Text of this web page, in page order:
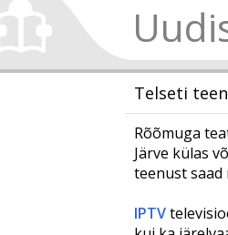
Telseti
Rõõmuga
Järve külas
teenust
IPTV